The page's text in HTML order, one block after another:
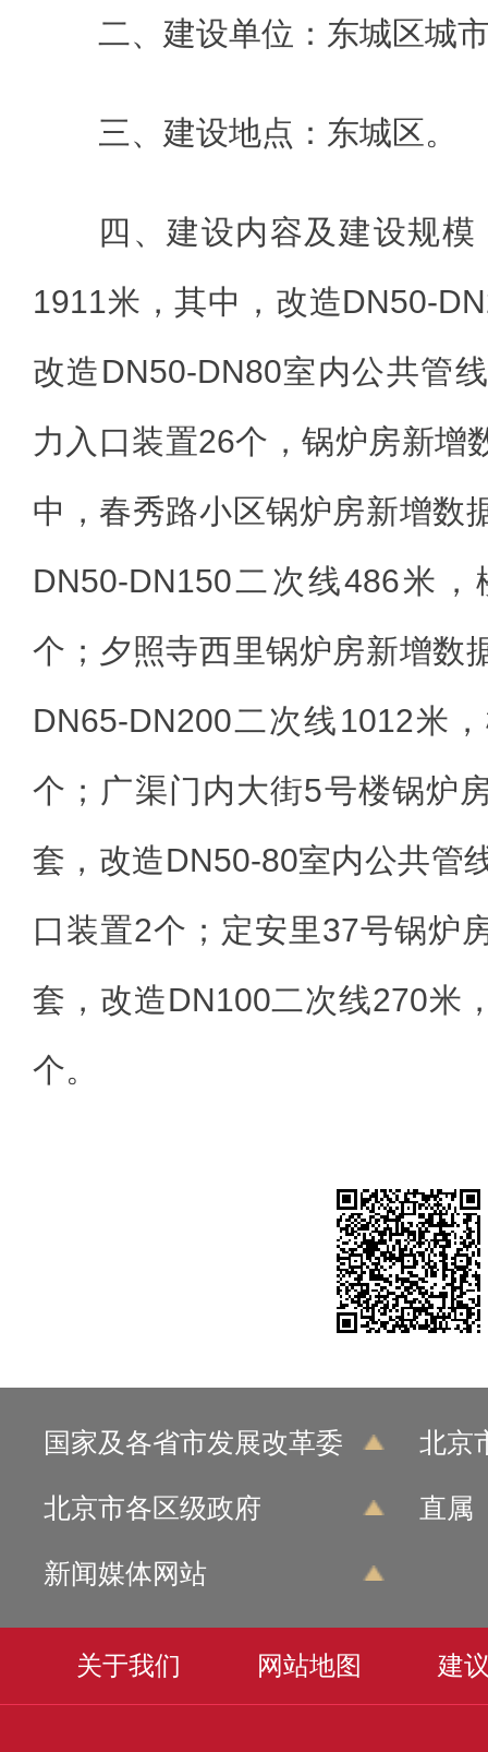
二、建设单位：东城区城
三、建设地点：东城区。
四、建设内容及建设规
1911米，其中，改造DN50-
改造DN50-DN80室内公共管
力入口装置26个，锅炉房新增
中，春秀路小区锅炉房新增数
DN50-DN150二次线486米
个；夕照寺西里锅炉房新增数
DN65-DN200二次线1012米
个；广渠门内大街5号楼锅炉
套，改造DN50-80室内公共管
口装置2个；定安里37号锅炉
套，改造DN100二次线270米
个。
国家及各省市发展改革委 北京
北京市各区级政府 直属
新闻媒体网站
关于我们 网站地图 建